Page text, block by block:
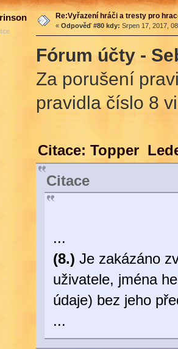
Re:Vyřazení hráči a tresty pro
« Odpověď #80 kdy: Srpen 17, 2017,
Fórum účty -
Za porušení
pravidla číslo 8
Citace: Topper
Citace
...
(8.) Je zakázáno
uživatele, jména
údaje) bez jeho
...